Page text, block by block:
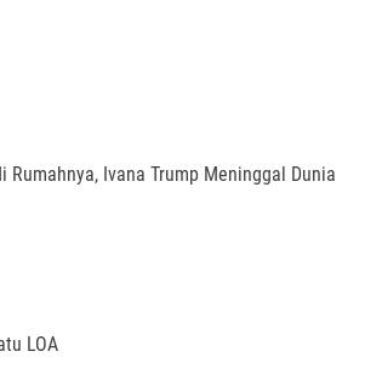
Rumahnya, Ivana Trump Meninggal Dunia
LOA